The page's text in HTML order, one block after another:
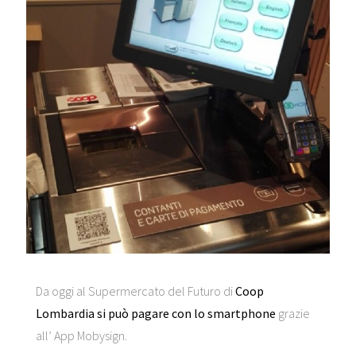
Da oggi al Supermercato del Futuro diCoop
Lombardia si può pagare con lo smartphone grazie
all’ App Mobysign.